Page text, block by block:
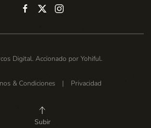
Digital. Accionado por Yohiful.
& Condiciones | Privacidad
Subir